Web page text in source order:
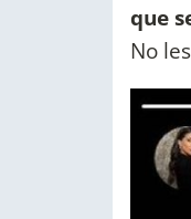
que
No